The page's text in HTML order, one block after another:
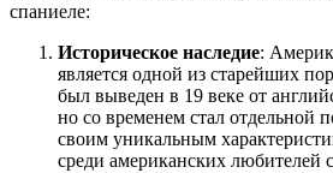
спаниеле:
Историческое наследие:
является одной из старейших
был выведен в 19 веке от
но со временем стал отдельной
своим уникальным
среди американских любителей